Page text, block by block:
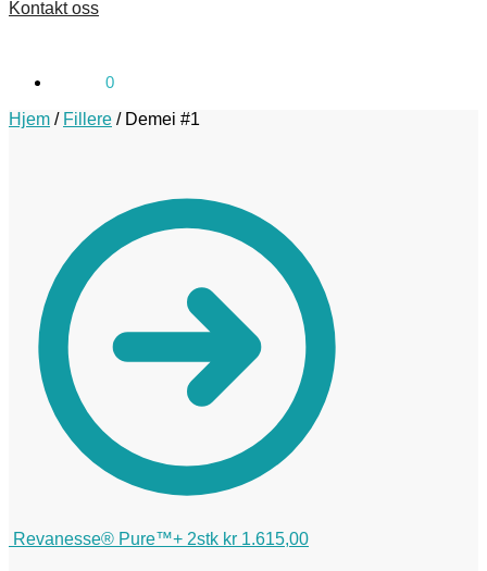
Kontakt oss
0
Hjem / Fillere / Demei #1
Revanesse® Pure™+ 2stk kr 1.615,00